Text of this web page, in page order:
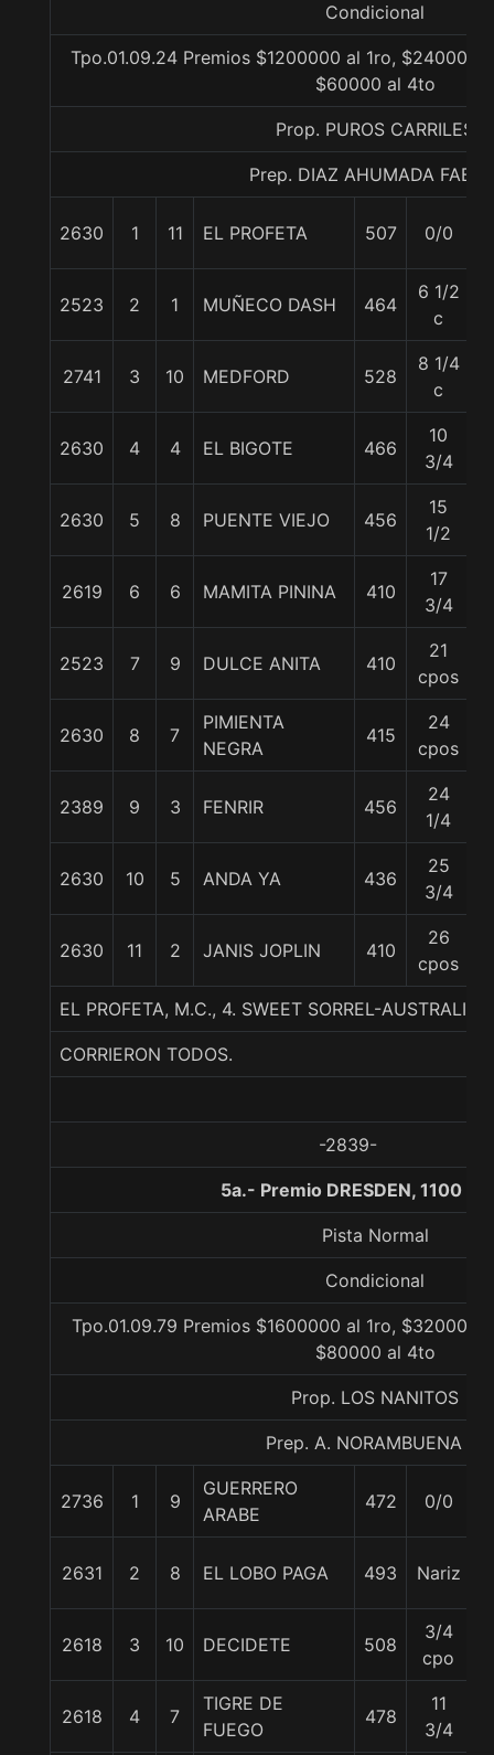
Condicional
Tpo.01.09.24 Premios $1200000 al 1ro, $240000
$60000 al 4to
Prop. PUROS CARRILES
Prep. DIAZ AHUMADA
2630 1 11 EL PROFETA 507 0/0
2523 2 1 MUÑECO DASH 464
6 1/2
c
2741 3 10 MEDFORD 528
8 1/4
c
2630 4 4 EL BIGOTE 466
10
3/4
2630 5 8 PUENTE VIEJO 456
15
1/2
2619 6 6 MAMITA PININA 410
17
3/4
2523 7 9 DULCE ANITA 410
21
cpos
2630 8 7
PIMIENTA
NEGRA
415
24
cpos
2389 9 3 FENRIR 456
24
1/4
2630 10 5 ANDA YA 436
25
3/4
2630 11 2 JANIS JOPLIN 410
26
cpos
EL PROFETA, M.C., 4. SWEET SORREL-AUSTRALIS
CORRIERON TODOS.
-2839-
5a.- Premio DRESDEN, 1100
Pista Normal
Condicional
Tpo.01.09.79 Premios $1600000 al 1ro, $320000
$80000 al 4to
Prop. LOS NANITOS
Prep. A. NORAMBUENA G.
2736 1 9
GUERRERO
ARABE
472 0/0
2631 2 8 EL LOBO PAGA 493 Nariz
2618 3 10 DECIDETE 508
3/4
cpo
2618 4 7
TIGRE DE
FUEGO
478
11
3/4